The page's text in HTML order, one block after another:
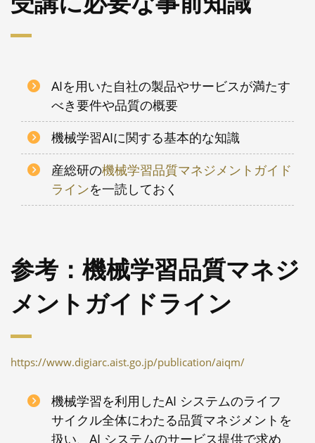
AIを用いた自社の製品やサービスが満たす
べき要件や品質の概要
機械学習AIに関する基本的な知識
産総研の機械学習品質マネジメントガイド
ラインを一読しておく
参考：機械学習品質マネジ
メントガイドライン
https://www.digiarc.aist.go.jp/publication/aiqm/
機械学習を利用したAI システムのライフ
サイクル全体にわたる品質マネジメントを
扱い、AI システムのサービス提供で求め